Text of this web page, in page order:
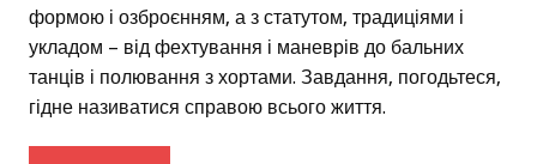
формою і озброєнням, а з статутом, традиціями і
укладом – від фехтування і маневрів до бальних
танців і полювання з хортами. Завдання, погодьтеся,
гідне називатися справою всього життя.